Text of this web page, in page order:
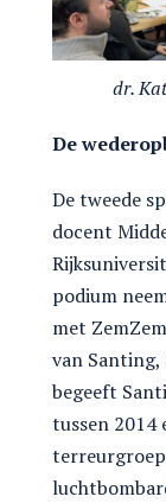
dr.
De
De tweede
docent
podium
met
van Santing,
begeeft
tussen 2014
terreurgroep